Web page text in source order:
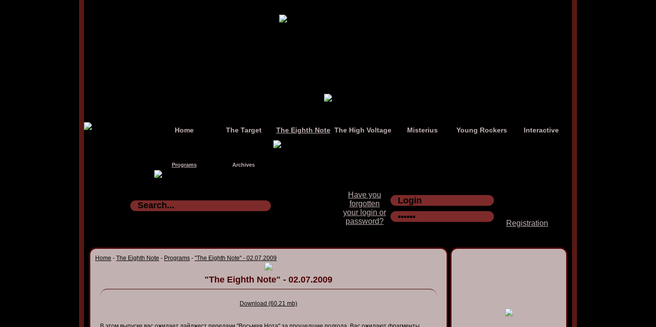
Home The Target The Eighth Note The High Voltage Misterius Young Rockers Interactive
Programs Archives
Have you
forgotten
your login or
password?
Registration
Home - The Eighth Note - Programs - "The Eighth Note" - 02.07.2009
"The Eighth Note" - 02.07.2009
Download (60.21 mb)